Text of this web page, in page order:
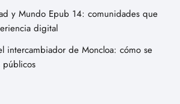
y Mundo Epub 14: comunidades que
digital
intercambiador de Moncloa: cómo se
públicos